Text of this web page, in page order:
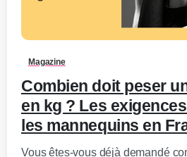
Magazine
Combien doit peser
en kg ? Les
les mannequins en
Vous êtes-vous déjà demandé